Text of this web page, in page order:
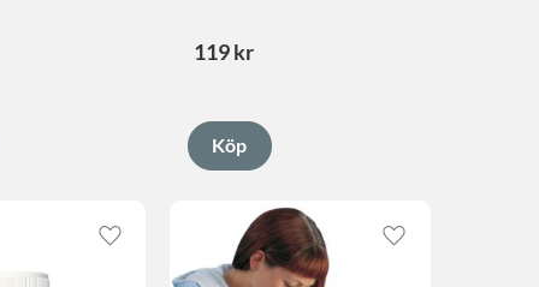
119kr
Lägg till i favoriter Lägg till i